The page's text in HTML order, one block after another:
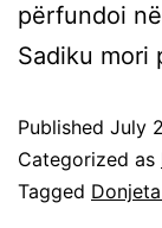
përfundoi
Sadiku mori
Published July
Categorized as
Tagged